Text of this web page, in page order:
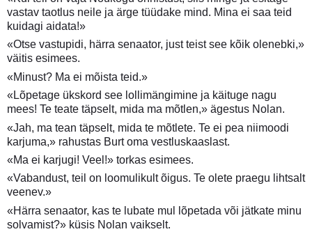
vastav taotlus neile ja ärge tüüdake mind. Mina ei saa teid
kuidagi aidata!»
«Otse vastupidi, härra senaator, just teist see kõik olenebki,»
väitis esimees.
«Minust? Ma ei mõista teid.»
«Lõpetage ükskord see lollimängimine ja käituge nagu
mees! Te teate täpselt, mida ma mõtlen,» ägestus Nolan.
«Jah, ma tean täpselt, mida te mõtlete. Te ei pea niimoodi
karjuma,» rahustas Burt oma vestluskaaslast.
«Ma ei karjugi! Veel!» torkas esimees.
«Vabandust, teil on loomulikult õigus. Te olete praegu lihtsalt
veenev.»
«Härra senaator, kas te lubate mul lõpetada või jätkate minu
solvamist?» küsis Nolan vaikselt.